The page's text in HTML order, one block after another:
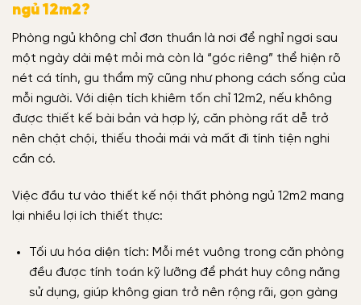
ngủ 12m2?
Phòng ngủ không chỉ đơn thuần là nơi để nghỉ ngơi sau
một ngày dài mệt mỏi mà còn là “góc riêng” thể hiện rõ
nét cá tính, gu thẩm mỹ cũng như phong cách sống của
mỗi người. Với diện tích khiêm tốn chỉ 12m2, nếu không
được thiết kế bài bản và hợp lý, căn phòng rất dễ trở
nên chật chội, thiếu thoải mái và mất đi tính tiện nghi
cần có.
Việc đầu tư vào thiết kế nội thất phòng ngủ 12m2 mang
lại nhiều lợi ích thiết thực:
Tối ưu hóa diện tích: Mỗi mét vuông trong căn phòng
đều được tính toán kỹ lưỡng để phát huy công năng
sử dụng, giúp không gian trở nên rộng rãi, gọn gàng